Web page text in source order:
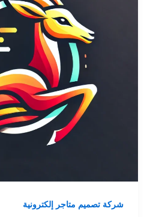
شركة تصميم متاجر إلكترونية